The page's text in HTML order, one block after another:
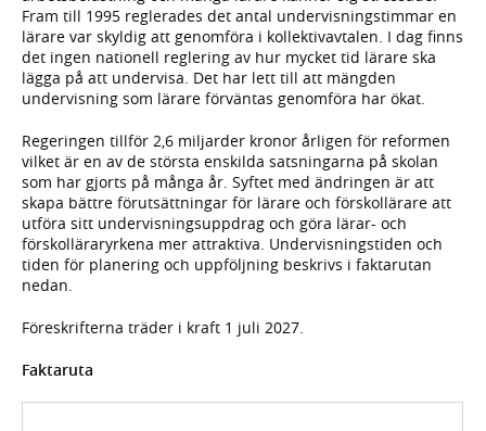
Fram till 1995 reglerades det antal undervisningstimmar en
lärare var skyldig att genomföra i kollektivavtalen. I dag finns
det ingen natio­nell reglering av hur mycket tid lärare ska
lägga på att undervisa. Det har lett till att mängden
undervisning som lärare förväntas genomföra har ökat.
Regeringen tillför 2,6 miljarder kronor årligen för reformen
vilket är en av de största enskilda satsningarna på skolan
som har gjorts på många år. Syftet med ändringen är att
skapa bättre förutsättningar för lärare och förskollärare att
utföra sitt undervisningsuppdrag och göra lärar- och
förskolläraryrkena mer attraktiva. Undervisningstiden och
tiden för planering och uppföljning beskrivs i faktarutan
nedan.
Föreskrifterna träder i kraft 1 juli 2027.
Faktaruta